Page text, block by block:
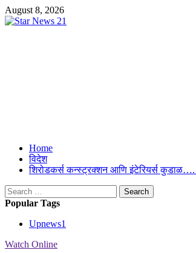
Skip
to
August 8, 2026
Primary
Menu
Home
विदेश
शिरोडकर्स कन्स्ट्रक्शन आणि इंटेरियर्स
Search
for:
Popular Tags
Upnews1
Watch Online